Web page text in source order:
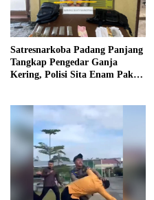
Satresnarkoba Padang Panjang
Tangkap Pengedar Ganja
Kering, Polisi Sita Enam Paket